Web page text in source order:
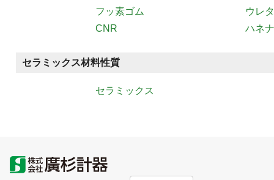
フッ素ゴム
ウレ
CNR
ハネ
セラミックス材料性質
セラミックス